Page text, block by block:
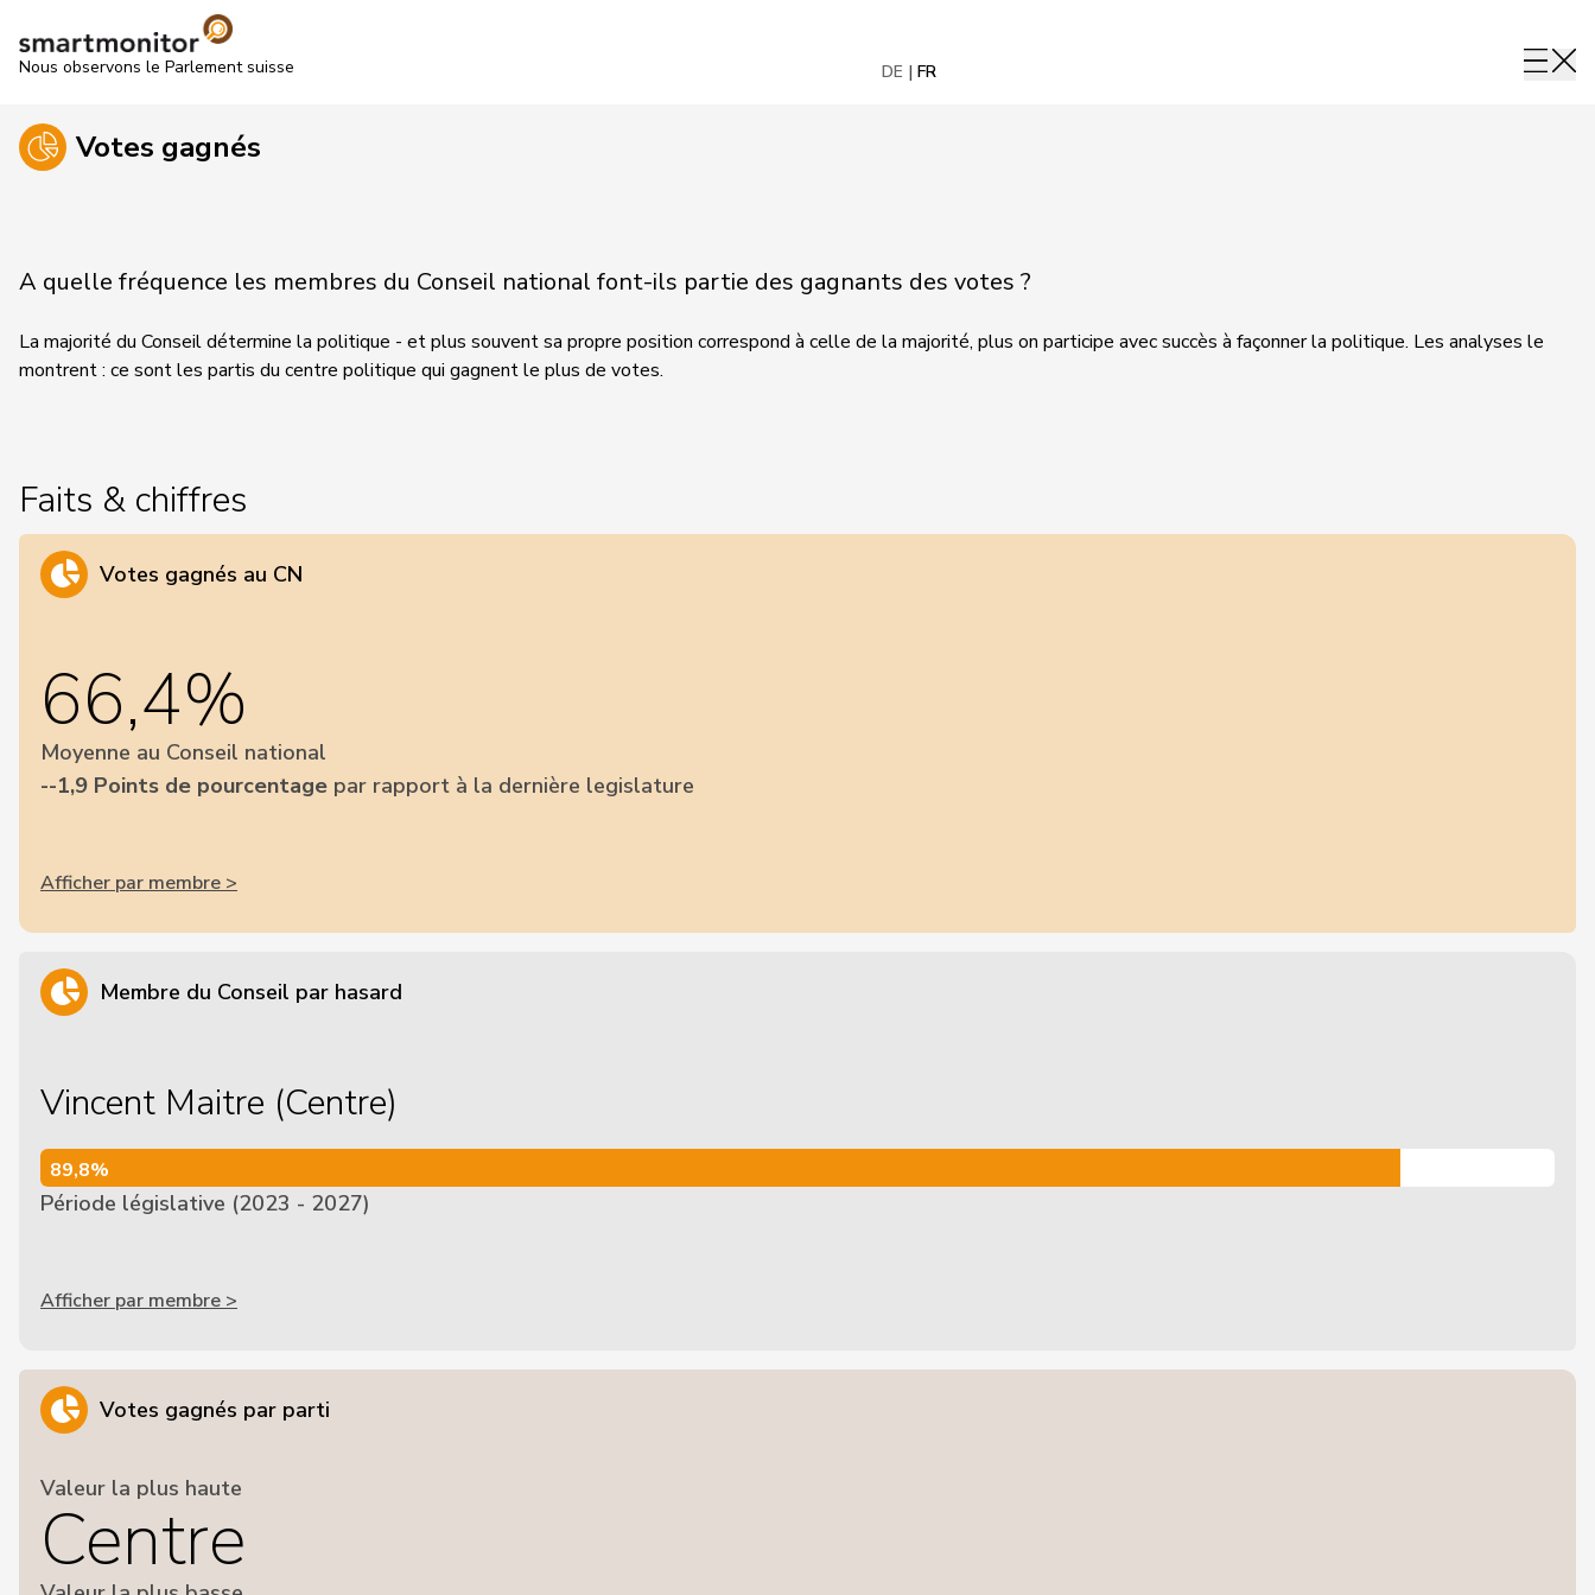
Nous observons le Parlement suisse DE FR
Votes gagnés
A quelle fréquence les membres du Conseil national font-ils partie des gagnants des votes ?
La majorité du Conseil détermine la politique - et plus souvent sa propre position correspond à celle de la majorité, plus on participe avec succès à façonner la politique. Les analyses le
montrent : ce sont les partis du centre politique qui gagnent le plus de votes.
Faits & chiffres
Votes gagnés au CN
66,4%
Moyenne au Conseil national
--1,9 Points de pourcentage par rapport à la dernière legislature
Afficher par membre >
Membre du Conseil par hasard
Vincent Maitre (Centre)
89,8%
89,8%
Période législative (2023 - 2027)
Afficher par membre >
Votes gagnés par parti
Valeur la plus haute
Centre